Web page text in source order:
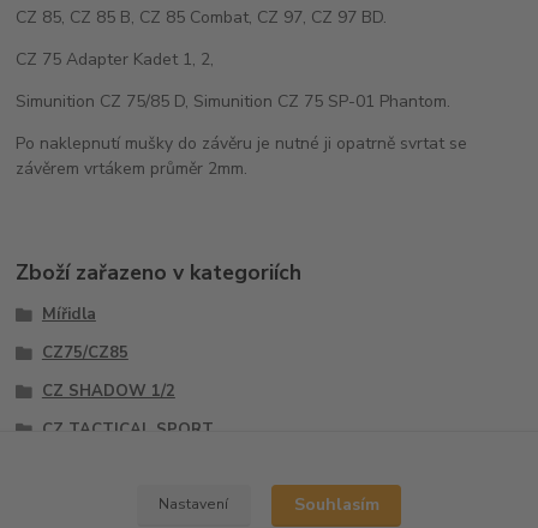
CZ 85, CZ 85 B, CZ 85 Combat, CZ 97, CZ 97 BD.
CZ 75 Adapter Kadet 1, 2,
Simunition CZ 75/85 D, Simunition CZ 75 SP-01 Phantom.
Po naklepnutí mušky do závěru je nutné ji opatrně svrtat se
závěrem vrtákem průměr 2mm.
Zboží zařazeno v kategoriích
Mířidla
CZ75/CZ85
CZ SHADOW 1/2
CZ TACTICAL SPORT
Nastavení Souhlasím